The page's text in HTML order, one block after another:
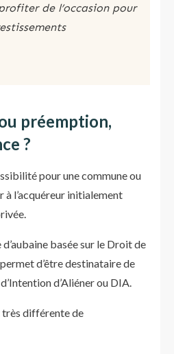
de l’occasion pour
préemption,
?
pour une commune ou
à l’acquéreur initialement
d’aubaine basée sur le Droit de
d’être destinataire de
d’Aliéner ou DIA.
très différente de